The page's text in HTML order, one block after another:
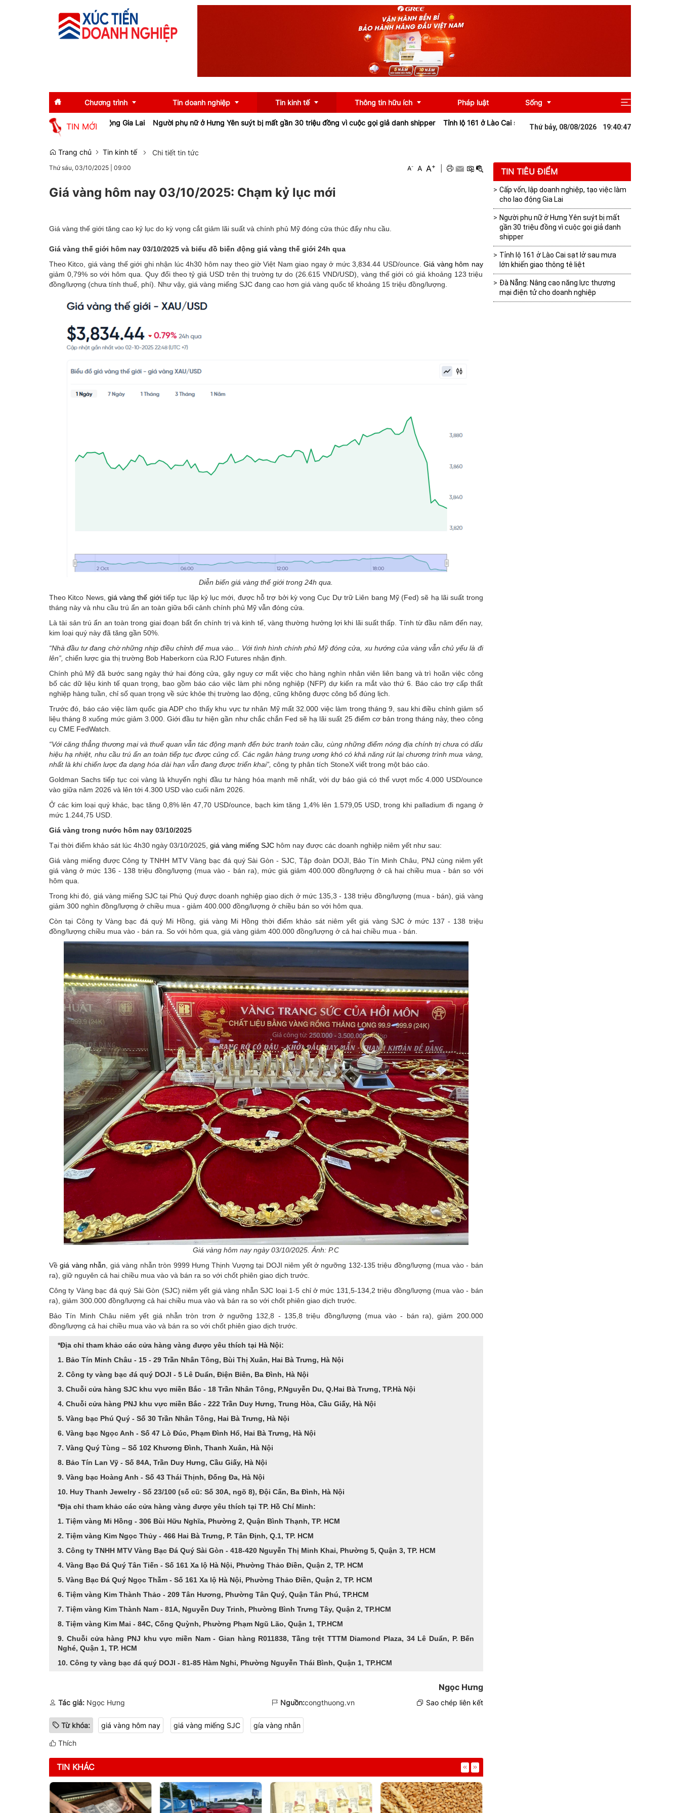
Chương trình
Diễn giả
Thông tin báo chí
Sự kiện
Tin doanh nghiệp
Tin tức
Doanh nghiệp tiêu biểu
Emagazine
Tin kinh tế Thông tin hữu ích Pháp luật Sống
Du lịch
TIN MỚI
việc làm cho lao động Gia Lai Người phụ nữ ở Hưng Yên suýt bị mất gần 30 triệu đồng vì cuộc gọi giả danh shipper Tỉnh lộ 161 ở Lào Cai sạt lở sau mưa lớn khiến giao thông tê liệt Đà Nẵng:
Thứ bảy, 08/08/2026 19:40:48
Trang chủ Tin kinh tế Chi tiết tin tức
Thứ sáu, 03/10/2025 09:00 A- A A+
Giá vàng hôm nay 03/10/2025: Chạm kỷ lục mới
Giá vàng thế giới tăng cao kỷ lục do kỳ vọng cắt giảm lãi suất và chính phủ Mỹ đóng cửa thúc đẩy nhu cầu.
Giá vàng thế giới hôm nay 03/10/2025 và biểu đồ biến động giá vàng thế giới 24h qua
Theo Kitco, giá vàng thế giới ghi nhận lúc 4h30 hôm nay theo giờ Việt Nam giao ngay ở mức 3,834.44 USD/ounce.Giá vàng hôm nay
giảm 0,79% so với hôm qua. Quy đổi theo tỷ giá USD trên thị trường tự do (26.615 VND/USD), vàng thế giới có giá khoảng 123 triệu
đồng/lượng (chưa tính thuế, phí). Như vậy, giá vàng miếng SJC đang cao hơn giá vàng quốc tế khoảng 15 triệu đồng/lượng.
Diễn biến giá vàng thế giới trong 24h qua.
Theo Kitco News, giá vàng thế giớitiếp tục lập kỷ lục mới, được hỗ trợ bởi kỳ vọng Cục Dự trữ Liên bang Mỹ (Fed) sẽ hạ lãi suất trong
tháng này và nhu cầu trú ẩn an toàn giữa bối cảnh chính phủ Mỹ vẫn đóng cửa.
Là tài sản trú ẩn an toàn trong giai đoạn bất ổn chính trị và kinh tế, vàng thường hưởng lợi khi lãi suất thấp. Tính từ đầu năm đến nay,
kim loại quý này đã tăng gần 50%.
“Nhà đầu tư đang chờ những nhịp điều chỉnh để mua vào... Với tình hình chính phủ Mỹ đóng cửa, xu hướng của vàng vẫn chủ yếu là đi
lên”, chiến lược gia thị trường Bob Haberkorn của RJO Futures nhận định.
Chính phủ Mỹ đã bước sang ngày thứ hai đóng cửa, gây nguy cơ mất việc cho hàng nghìn nhân viên liên bang và trì hoãn việc công
bố các dữ liệu kinh tế quan trọng, bao gồm báo cáo việc làm phi nông nghiệp (NFP) dự kiến ra mắt vào thứ 6. Báo cáo trợ cấp thất
nghiệp hàng tuần, chỉ số quan trọng về sức khỏe thị trường lao động, cũng không được công bố đúng lịch.
Trước đó, báo cáo việc làm quốc gia ADP cho thấy khu vực tư nhân Mỹ mất 32.000 việc làm trong tháng 9, sau khi điều chỉnh giảm số
liệu tháng 8 xuống mức giảm 3.000. Giới đầu tư hiện gần như chắc chắn Fed sẽ hạ lãi suất 25 điểm cơ bản trong tháng này, theo công
cụ CME FedWatch.
“Với căng thẳng thương mại và thuế quan vẫn tác động mạnh đến bức tranh toàn cầu, cùng những điểm nóng địa chính trị chưa có dấu
hiệu hạ nhiệt, nhu cầu trú ẩn an toàn tiếp tục được củng cố. Các ngân hàng trung ương khó có khả năng rút lại chương trình mua vàng,
nhất là khi chiến lược đa dạng hóa dài hạn vẫn đang được triển khai”, công ty phân tích StoneX viết trong một báo cáo.
Goldman Sachs tiếp tục coi vàng là khuyến nghị đầu tư hàng hóa mạnh mẽ nhất, với dự báo giá có thể vượt mốc 4.000 USD/ounce
vào giữa năm 2026 và lên tới 4.300 USD vào cuối năm 2026.
Ở các kim loại quý khác, bạc tăng 0,8% lên 47,70 USD/ounce, bạch kim tăng 1,4% lên 1.579,05 USD, trong khi palladium đi ngang ở
mức 1.244,75 USD.
Giá vàng trong nước hôm nay 03/10/2025
Tại thời điểm khảo sát lúc 4h30 ngày 03/10/2025, giá vàng miếng SJC hôm nay được các doanh nghiệp niêm yết như sau:
Giá vàng miếng được Công ty TNHH MTV Vàng bạc đá quý Sài Gòn - SJC, Tập đoàn DOJI, Bảo Tín Minh Châu, PNJ cùng niêm yết
giá vàng ở mức 136 - 138 triệu đồng/lượng (mua vào - bán ra), mức giá giảm 400.000 đồng/lượng ở cả hai chiều mua - bán so với
hôm qua.
Trong khi đó, giá vàng miếng SJC tại Phú Quý được doanh nghiệp giao dịch ở mức 135,3 - 138 triệu đồng/lượng (mua - bán), giá vàng
giảm 300 nghìn đồng/lượng ở chiều mua - giảm 400.000 đồng/lượng ở chiều bán so với hôm qua.
Còn tại Công ty Vàng bạc đá quý Mi Hồng, giá vàng Mi Hồng thời điểm khảo sát niêm yết giá vàng SJC ở mức 137 - 138 triệu
đồng/lượng chiều mua vào - bán ra. So với hôm qua, giá vàng giảm 400.000 đồng/lượng ở cả hai chiều mua - bán.
Giá vàng hôm nay ngày 03/10/2025. Ảnh: P.C
Vềgiá vàng nhẫn , giá vàng nhẫn tròn 9999 Hưng Thịnh Vượng tại DOJI niêm yết ở ngưỡng 132-135 triệu đồng/lượng (mua vào - bán
ra), giữ nguyên cả hai chiều mua vào và bán ra so với chốt phiên giao dịch trước.
Công ty Vàng bạc đá quý Sài Gòn (SJC) niêm yết giá vàng nhẫn SJC loại 1-5 chỉ ở mức 131,5-134,2 triệu đồng/lượng (mua vào - bán
ra), giảm 300.000 đồng/lượng cả hai chiều mua vào và bán ra so với chốt phiên giao dịch trước.
Bảo Tín Minh Châu niêm yết giá nhẫn tròn trơn ở ngưỡng 132,8 - 135,8 triệu đồng/lượng (mua vào - bán ra), giảm 200.000
đồng/lượng cả hai chiều mua vào và bán ra so với chốt phiên giao dịch trước.
*Địa chỉ tham khảo các cửa hàng vàng được yêu thích tại Hà Nội:
1. Bảo Tín Minh Châu - 15 - 29 Trần Nhân Tông, Bùi Thị Xuân, Hai Bà Trưng, Hà Nội
2. Công ty vàng bạc đá quý DOJI - 5 Lê Duẩn, Điện Biên, Ba Đình, Hà Nội
3. Chuỗi cửa hàng SJC khu vực miền Bắc - 18 Trần Nhân Tông, P.Nguyễn Du, Q.Hai Bà Trưng, TP.Hà Nội
4. Chuỗi cửa hàng PNJ khu vực miền Bắc - 222 Trần Duy Hưng, Trung Hòa, Cầu Giấy, Hà Nội
5. Vàng bạc Phú Quý - Số 30 Trần Nhân Tông, Hai Bà Trưng, Hà Nội
6. Vàng bạc Ngọc Anh - Số 47 Lò Đúc, Phạm Đình Hổ, Hai Bà Trưng, Hà Nội
7. Vàng Quý Tùng – Số 102 Khương Đình, Thanh Xuân, Hà Nội
8. Bảo Tín Lan Vỹ - Số 84A, Trần Duy Hưng, Cầu Giấy, Hà Nội
9. Vàng bạc Hoàng Anh - Số 43 Thái Thịnh, Đống Đa, Hà Nội
10. Huy Thanh Jewelry - Số 23/100 (số cũ: Số 30A, ngõ 8), Đội Cấn, Ba Đình, Hà Nội
*Địa chỉ tham khảo các cửa hàng vàng được yêu thích tại TP. Hồ Chí Minh:
1. Tiệm vàng Mi Hồng - 306 Bùi Hữu Nghĩa, Phường 2, Quận Bình Thạnh, TP. HCM
2. Tiệm vàng Kim Ngọc Thủy - 466 Hai Bà Trưng, P. Tân Định, Q.1, TP. HCM
3. Công ty TNHH MTV Vàng Bạc Đá Quý Sài Gòn - 418-420 Nguyễn Thị Minh Khai, Phường 5, Quận 3, TP. HCM
4. Vàng Bạc Đá Quý Tân Tiến - Số 161 Xa lộ Hà Nội, Phường Thảo Điền, Quận 2, TP. HCM
5. Vàng Bạc Đá Quý Ngọc Thẫm - Số 161 Xa lộ Hà Nội, Phường Thảo Điền, Quận 2, TP. HCM
6. Tiệm vàng Kim Thành Thảo - 209 Tân Hương, Phường Tân Quý, Quận Tân Phú, TP.HCM
7. Tiệm vàng Kim Thành Nam - 81A, Nguyễn Duy Trinh, Phường Bình Trưng Tây, Quận 2, TP.HCM
8. Tiệm vàng Kim Mai - 84C, Cống Quỳnh, Phường Phạm Ngũ Lão, Quận 1, TP.HCM
9. Chuỗi cửa hàng PNJ khu vực miền Nam - Gian hàng R011838, Tầng trệt TTTM Diamond Plaza, 34 Lê Duẩn, P. Bến
Nghé, Quận 1, TP. HCM
10. Công ty vàng bạc đá quý DOJI - 81-85 Hàm Nghi, Phường Nguyễn Thái Bình, Quận 1, TP.HCM
Ngọc Hưng
Tác giả: Ngọc Hưng Nguồn:congthuong.vn Sao chép liên kết
Từ khóa: giá vàng hôm nay giá vàng miếng SJC gía vàng nhẫn
Thích
TIN KHÁC
TIN TIÊU ĐIỂM
Cấp vốn, lập doanh nghiệp, tạo việc làm
cho lao động Gia Lai
Người phụ nữ ở Hưng Yên suýt bị mất
gần 30 triệu đồng vì cuộc gọi giả danh
shipper
Tỉnh lộ 161 ở Lào Cai sạt lở sau mưa
lớn khiến giao thông tê liệt
Đà Nẵng: Nâng cao năng lực thương
mại điện tử cho doanh nghiệp